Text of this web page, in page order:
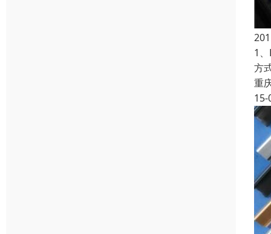
1
方
重
15-